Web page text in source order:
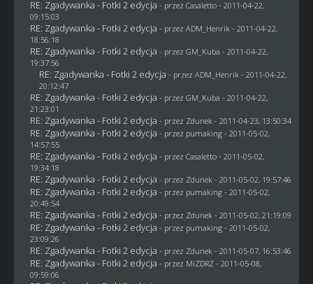
RE: Zgadywanka - Fotki 2 edycja - przez Casaletto- 2011-04-22,
09:15:03
RE: Zgadywanka - Fotki 2 edycja - przez ADM_Henrik - 2011-04-22,
18:56:18
RE: Zgadywanka - Fotki 2 edycja - przez GM_Kuba - 2011-04-22,
19:37:56
RE: Zgadywanka - Fotki 2 edycja - przez ADM_Henrik - 2011-04-22,
20:12:47
RE: Zgadywanka - Fotki 2 edycja - przez GM_Kuba - 2011-04-22,
21:23:01
RE: Zgadywanka - Fotki 2 edycja - przez Zdunek - 2011-04-23, 13:50:34
RE: Zgadywanka - Fotki 2 edycja - przez pumaking- 2011-05-02,
14:57:55
RE: Zgadywanka - Fotki 2 edycja - przez Casaletto- 2011-05-02,
19:34:18
RE: Zgadywanka - Fotki 2 edycja - przez Zdunek - 2011-05-02, 19:57:46
RE: Zgadywanka - Fotki 2 edycja - przez pumaking- 2011-05-02,
20:49:54
RE: Zgadywanka - Fotki 2 edycja - przez Zdunek - 2011-05-02, 21:19:09
RE: Zgadywanka - Fotki 2 edycja - przez pumaking- 2011-05-02,
23:09:26
RE: Zgadywanka - Fotki 2 edycja - przez Zdunek - 2011-05-07, 16:53:46
RE: Zgadywanka - Fotki 2 edycja - przez MIZDRZ- 2011-05-08,
09:59:06